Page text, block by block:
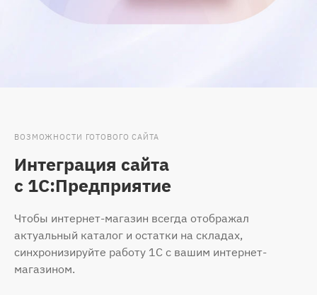
ВОЗМОЖНОСТИ ГОТОВОГО САЙТА
Интеграция сайта
с 1С:Предприятие
Чтобы интернет-магазин всегда отображал
актуальный каталог и остатки на складах,
синхронизируйте работу 1С с вашим интернет-
магазином.